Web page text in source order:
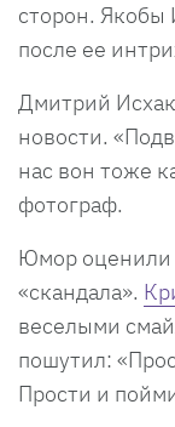
сторон. Якобы
после ее
Дмитрий
новости.
нас вон тоже
фотограф.
Юмор оценили
«скандала».
веселыми
пошутил:
Прости и